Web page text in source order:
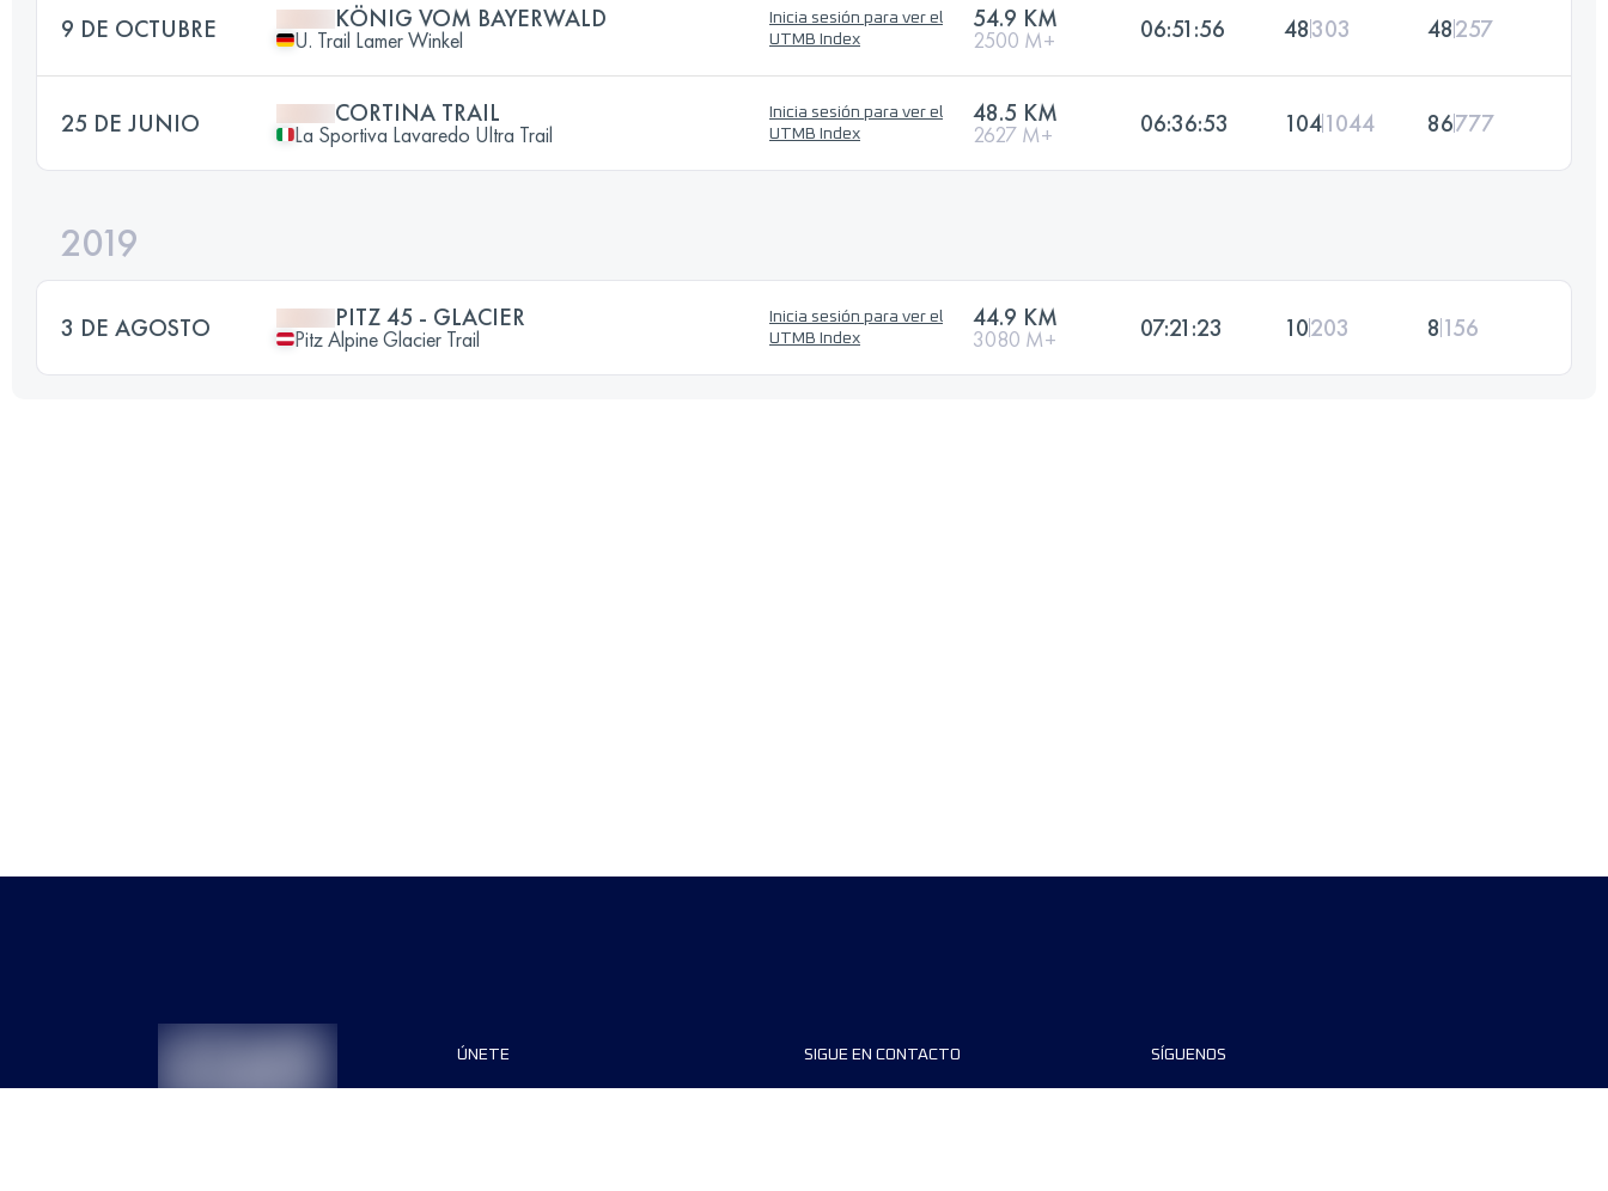
9 DE OCTUBRE KÖNIG VOM BAYERWALD
U. Trail Lamer Winkel
Inicia sesión para ver el
UTMB Index
54.9 KM
2500 M+ 06:51:56 48303 48257
25 DE JUNIO CORTINA TRAIL
La Sportiva Lavaredo Ultra Trail
Inicia sesión para ver el
UTMB Index
48.5 KM
2627 M+ 06:36:53 1041044 86777
2019
3 DE AGOSTO PITZ 45 - GLACIER
Pitz Alpine Glacier Trail
Inicia sesión para ver el
UTMB Index
44.9 KM
3080 M+ 07:21:23 10203 8 156
ÚNETE SIGUE EN CONTACTO SÍGUENOS